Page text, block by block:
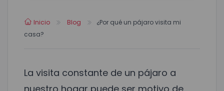
Inicio Blog
¿Por qué un pájaro visita mi
casa?
La visita constante de un pájaro a